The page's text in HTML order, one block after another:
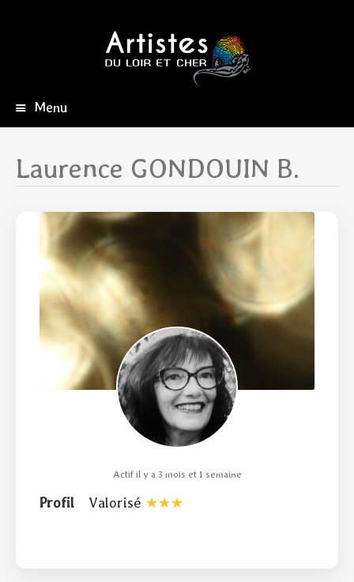
Menu
principal
Laurence GONDOUIN B.
Actif il y a 3 mois et 1 semaine
Profil Valorisé